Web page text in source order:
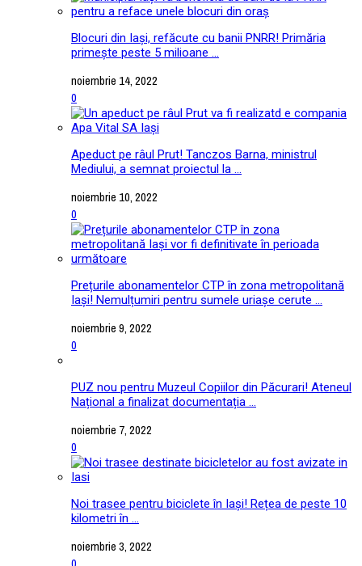
Blocuri din Iași, refăcute cu banii PNRR! Primăria
primește peste 5 milioane ...
noiembrie 14, 2022
0
Apeduct pe râul Prut! Tanczos Barna, ministrul
Mediului, a semnat proiectul la ...
noiembrie 10, 2022
0
Prețurile abonamentelor CTP în zona metropolitană
Iași! Nemulțumiri pentru sumele uriașe cerute ...
noiembrie 9, 2022
0
PUZ nou pentru Muzeul Copiilor din Păcurari! Ateneul
Național a finalizat documentația ...
noiembrie 7, 2022
0
Noi trasee pentru biciclete în Iași! Rețea de peste 10
kilometri în ...
noiembrie 3, 2022